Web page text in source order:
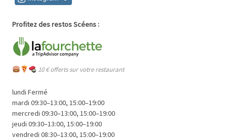
Profitez des restos Scéens :
10 € offerts sur votre restaurant
lundi Fermé
mardi 09:30–13:00, 15:00–19:00
mercredi 09:30–13:00, 15:00–19:00
jeudi 09:30–13:00, 15:00–19:00
vendredi 08:30–13:00, 15:00–19:00